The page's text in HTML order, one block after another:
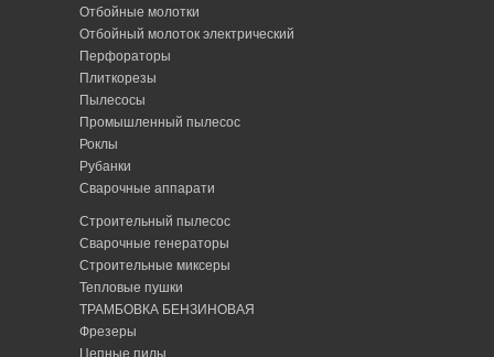
Отбойные молотки
Отбойный молоток электрический
Перфораторы
Плиткорезы
Пылесосы
Промышленный пылесос
Роклы
Рубанки
Сварочные аппарати
Строительный пылесос
Сварочные генераторы
Строительные миксеры
Тепловые пушки
ТРАМБОВКА БЕНЗИНОВАЯ
Фрезеры